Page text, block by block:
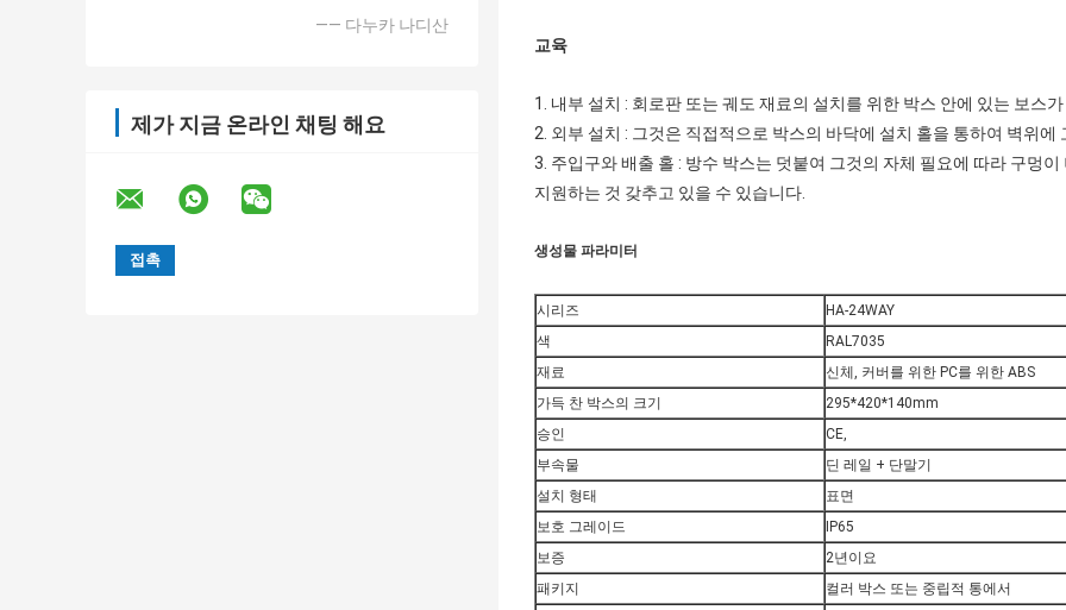
—— 다누카 나디산
제가 지금 온라인 채팅 해요
교육
1. 내부 설치 : 회로판 또는 궤도 재료의 설치를 위한 박스 안에 있는 보스
2. 외부 설치 : 그것은 직접적으로 박스의 바닥에 설치 홀을 통하여 벽위에
3. 주입구와 배출 홀 : 방수 박스는 덧붙여 그것의 자체 필요에 따라 구멍
지원하는 것 갖추고 있을 수 있습니다.
생성물 파라미터
시리즈
HA-24WAY
색
RAL7035
재료
신체, 커버를 위한 PC를 위한 ABS
가득 찬 박스의 크기
295*420*140mm
승인
CE,
부속물
딘 레일 + 단말기
설치 형태
표면
보호 그레이드
IP65
보증
2년이요
패키지
컬러 박스 또는 중립적 통에서